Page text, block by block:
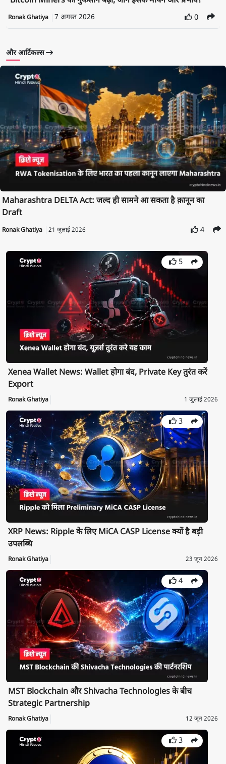
Ronak Ghatiya 7 अगस्त 2026 0
और आर्टिकल्स
Maharashtra DELTA Act: जल्द ही सामने आ सकता है क़ानून का
Draft
Ronak Ghatiya 21 जुलाई 2026 4
5
Xenea Wallet News: Wallet होगा बंद, Private Key तुरंत करें
Export
Ronak Ghatiya 1 जुलाई 2026
3
XRP News: Ripple के लिए MiCA CASP License क्यों है बड़ी
उपलब्धि
Ronak Ghatiya 23 जून 2026
4
MST Blockchain और Shivacha Technologies के बीच
Strategic Partnership
Ronak Ghatiya 12 जून 2026
3